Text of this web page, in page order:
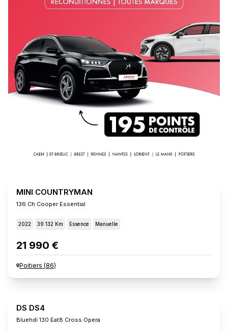
MINI COUNTRYMAN
136 Ch Cooper Essential
2022 39 132 Km Essence Manuelle
21 990 €
Poitiers (86)
DS DS4
Bluehdi 130 Eat8 Cross Opera